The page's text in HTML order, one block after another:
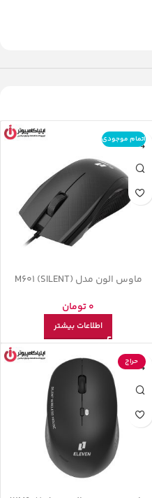
اتمام موجودی
ماوس الون مدل M601 (SILENT)
0تومان
اطلاعات بیشتر
حراج